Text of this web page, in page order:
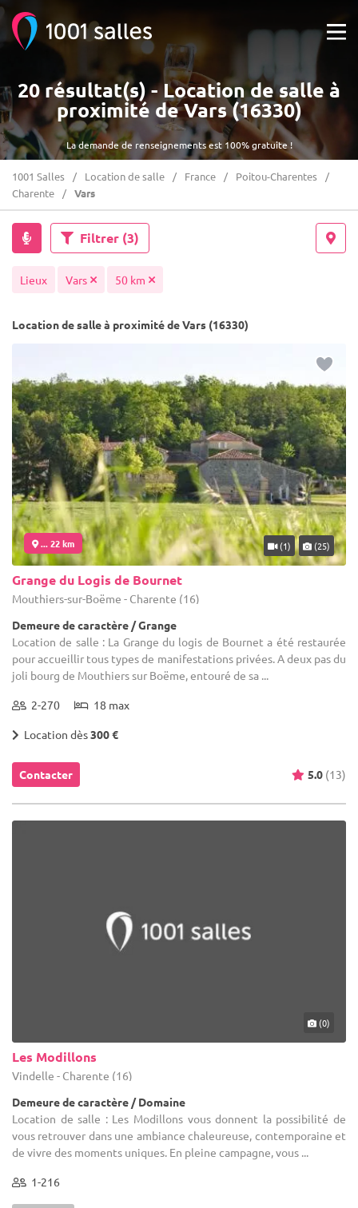
La demande de renseignements est 100% gratuite !
20 résultat(s) - Location de salle à
proximité de Vars (16330)
1001 Salles Location de salle France
Poitou-Charentes
Charente
Vars
Filtrer (3)
Lieux Vars 50 km
Location de salle à proximité de Vars (16330)
... 22 km (1) (25)
Grange du Logis de Bournet
Mouthiers-sur-Boëme - Charente (16)
Demeure de caractère / Grange
Location de salle : La Grange du logis de Bournet a été restaurée
pour accueillir tous types de manifestations privées. A deux pas du
joli bourg de Mouthiers sur Boëme, entouré de sa ...
2-270 18 max
Location dès300 €
Contacter 5.0 (13)
(0)
Les Modillons
Vindelle - Charente (16)
Demeure de caractère / Domaine
Location de salle : Les Modillons vous donnent la possibilité de
vous retrouver dans une ambiance chaleureuse, contemporaine et
de vivre des moments uniques. En pleine campagne, vous ...
1-216